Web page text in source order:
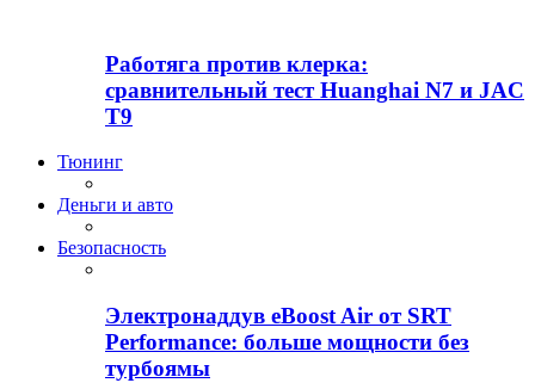
Работяга против клерка:
сравнительный тест Huanghai N7 и JAC
T9
Тюнинг
Деньги и авто
Безопасность
Электронаддув eBoost Air от SRT
Performance: больше мощности без
турбоямы